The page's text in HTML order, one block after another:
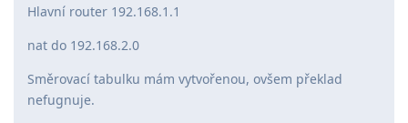
Hlavní router 192.168.1.1
nat do 192.168.2.0
Směrovací tabulku mám vytvořenou, ovšem překlad
nefugnuje.